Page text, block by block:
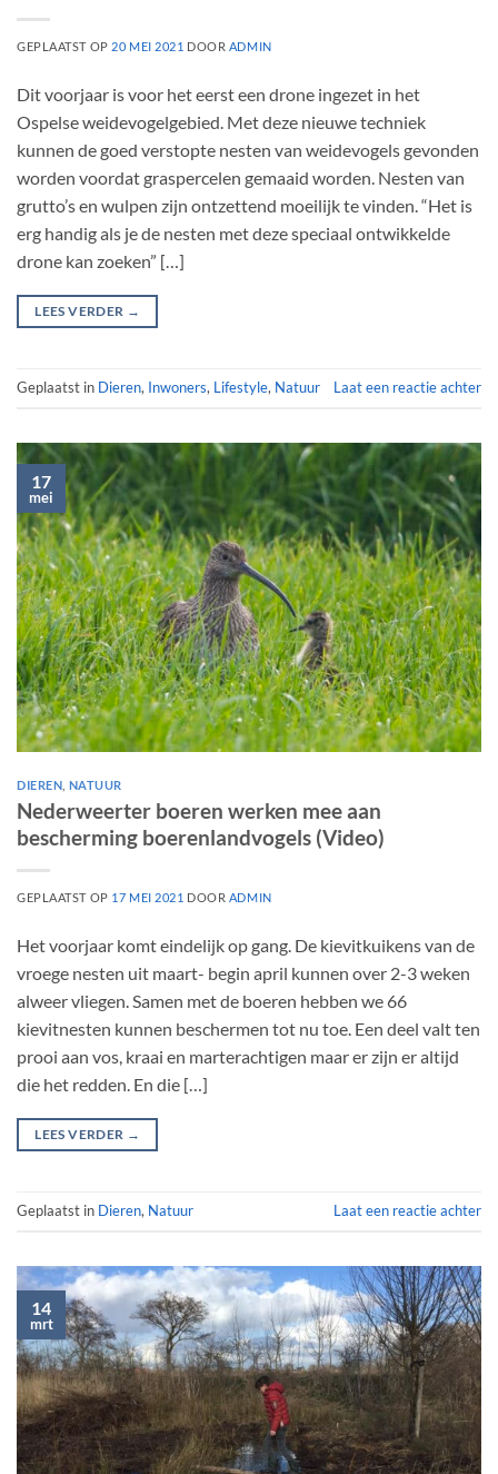
GEPLAATST OP 20 MEI 2021 DOOR ADMIN
Dit voorjaar is voor het eerst een drone ingezet in het
Ospelse weidevogelgebied. Met deze nieuwe techniek
kunnen de goed verstopte nesten van weidevogels gevonden
worden voordat graspercelen gemaaid worden. Nesten van
grutto’s en wulpen zijn ontzettend moeilijk te vinden. “Het is
erg handig als je de nesten met deze speciaal ontwikkelde
drone kan zoeken” […]
LEES VERDER →
Geplaatst in Dieren, Inwoners, Lifestyle, Natuur Laat een reactie achter
17
mei
DIEREN NATUUR
Nederweerter boeren werken mee aan
bescherming boerenlandvogels (Video)
GEPLAATST OP 17 MEI 2021 DOOR ADMIN
Het voorjaar komt eindelijk op gang. De kievitkuikens van de
vroege nesten uit maart- begin april kunnen over 2-3 weken
alweer vliegen. Samen met de boeren hebben we 66
kievitnesten kunnen beschermen tot nu toe. Een deel valt ten
prooi aan vos, kraai en marterachtigen maar er zijn er altijd
die het redden. En die […]
LEES VERDER →
Geplaatst in Dieren, Natuur Laat een reactie achter
14
mrt